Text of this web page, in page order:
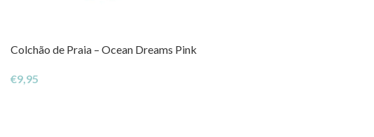
Colchão de Praia – Ocean Dreams Pink
€9,95